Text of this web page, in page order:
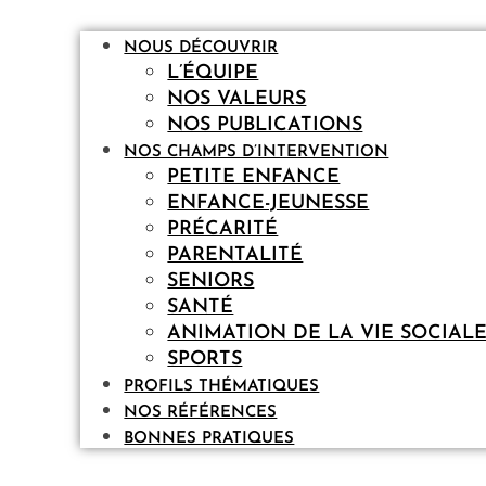
NOUS DÉCOUVRIR
L’ÉQUIPE
NOS VALEURS
NOS PUBLICATIONS
NOS CHAMPS D’INTERVENTION
PETITE ENFANCE
ENFANCE-JEUNESSE
PRÉCARITÉ
PARENTALITÉ
SENIORS
SANTÉ
ANIMATION DE LA VIE
SPORTS
PROFILS THÉMATIQUES
NOS RÉFÉRENCES
BONNES PRATIQUES